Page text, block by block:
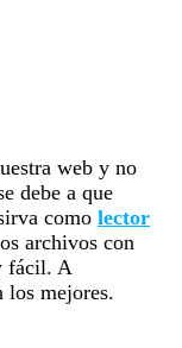
web y no
debe a que
como lector
archivos con
fácil. A
los mejores.